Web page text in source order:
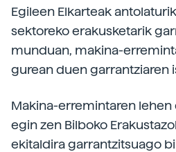
Egileen Elkarteak
sektoreko erakusketarik
munduan, makina-
gurean duen garrantziaren
Makina-erremintaren lehen
egin zen Bilboko
ekitaldira garrantzitsuago